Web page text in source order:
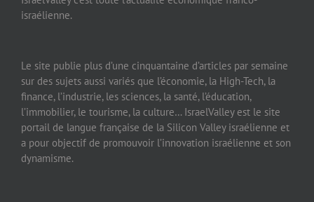
israélienne.
Le site publie plus d’une cinquantaine d’articles par semaine
sur des sujets aussi variés que l’économie, la High-Tech, la
finance, l’industrie, les sciences, la santé, l’éducation,
l’immobilier, le tourisme, la culture… IsraelValley est le site
portail de langue française de la Silicon Valley israélienne et
a pour objectif de promouvoir l’innovation israélienne et son
dynamisme.